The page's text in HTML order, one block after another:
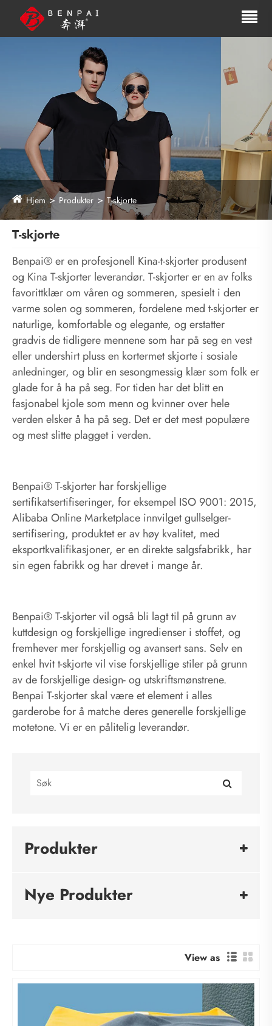
Hjem Produkter T-skjorte
T-skjorte
Benpai® er en profesjonell Kina-t-skjorter produsent
og Kina T-skjorter leverandør. T-skjorter er en av folks
favorittklær om våren og sommeren, spesielt i den
varme solen og sommeren, fordelene med t-skjorter er
naturlige, komfortable og elegante, og erstatter
gradvis de tidligere mennene som har på seg en vest
eller undershirt pluss en kortermet skjorte i sosiale
anledninger, og blir en sesongmessig klær som folk er
glade for å ha på seg. For tiden har det blitt en
fasjonabel kjole som menn og kvinner over hele
verden elsker å ha på seg. Det er det mest populære
og mest slitte plagget i verden.
Benpai® T-skjorter har forskjellige
sertifikatsertifiseringer, for eksempel ISO 9001: 2015,
Alibaba Online Marketplace innvilget gullselger-
sertifisering, produktet er av høy kvalitet, med
eksportkvalifikasjoner, er en direkte salgsfabrikk, har
sin egen fabrikk og har drevet i mange år.
Benpai® T-skjorter vil også bli lagt til på grunn av
kuttdesign og forskjellige ingredienser i stoffet, og
fremhever mer forskjellig og avansert sans. Selv en
enkel hvit t-skjorte vil vise forskjellige stiler på grunn
av de forskjellige design- og utskriftsmønstrene.
Benpai T-skjorter skal være et element i alles
garderobe for å matche deres generelle forskjellige
motetone. Vi er en pålitelig leverandør.
Produkter
Nye Produkter
View as